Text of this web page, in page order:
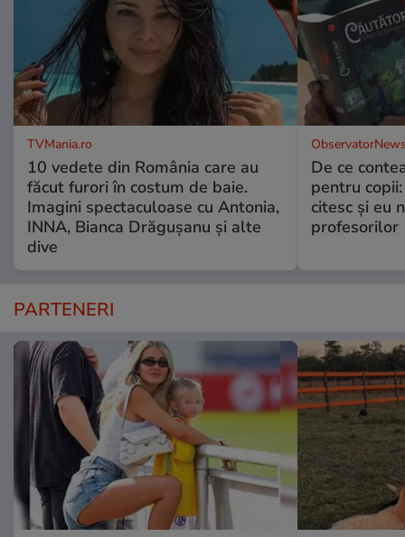
TVMania.ro
10 vedete din România care au
făcut furori în costum de baie.
Imagini spectaculoase cu Antonia,
INNA, Bianca Drăgușanu și alte
dive
De ce
pentru
citesc și eu
profesorilor
PARTENERI